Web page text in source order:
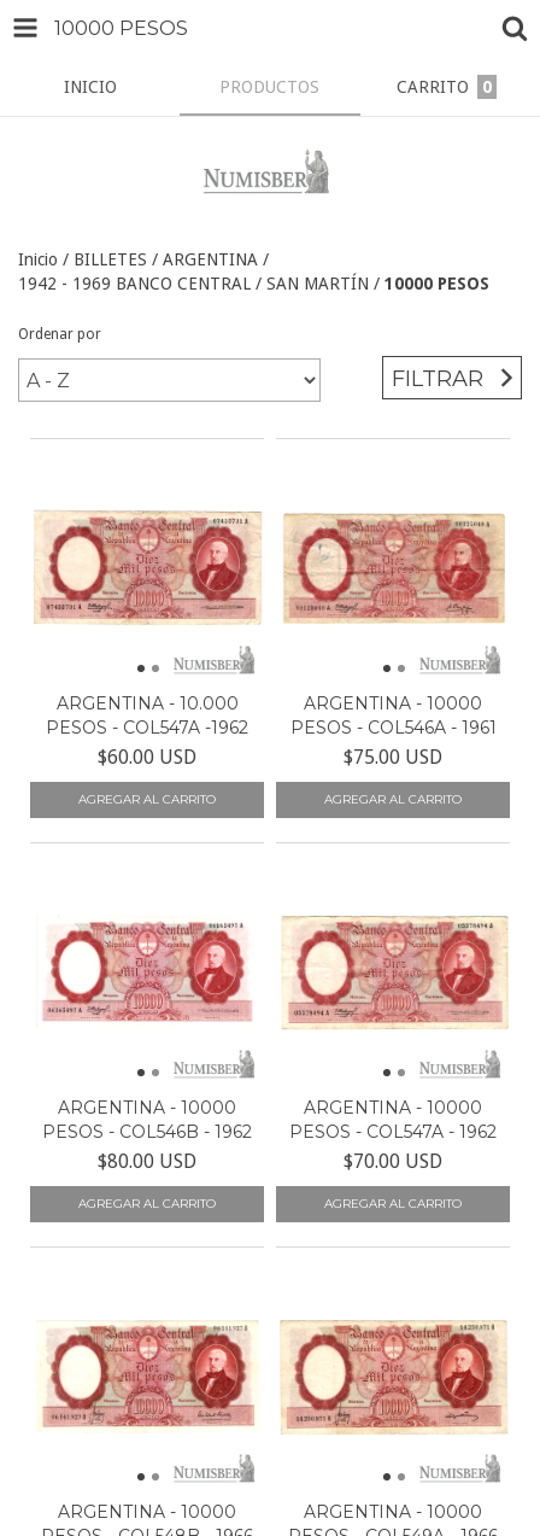
10000 PESOS
INICIO PRODUCTOS CARRITO 0
Inicio / BILLETES / ARGENTINA /
1942 - 1969 BANCO CENTRAL / SAN MARTÍN / 10000 PESOS
Ordenar por
FILTRAR
ARGENTINA - 10.000
PESOS - COL547A -1962
$60.00 USD
ARGENTINA - 10000
PESOS - COL546A - 1961
$75.00 USD
ARGENTINA - 10000
PESOS - COL546B - 1962
$80.00 USD
ARGENTINA - 10000
PESOS - COL547A - 1962
$70.00 USD
ARGENTINA - 10000
ARGENTINA - 10000